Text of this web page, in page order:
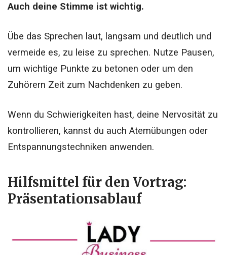
Auch deine Stimme ist wichtig.
Übe das Sprechen laut, langsam und deutlich und
vermeide es, zu leise zu sprechen. Nutze Pausen,
um wichtige Punkte zu betonen oder um den
Zuhörern Zeit zum Nachdenken zu geben.
Wenn du Schwierigkeiten hast, deine Nervosität zu
kontrollieren, kannst du auch Atemübungen oder
Entspannungstechniken anwenden.
Hilfsmittel für den Vortrag:
Präsentationsablauf